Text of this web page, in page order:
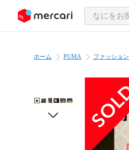
ツにスキップ
ホーム PUMA ファッション